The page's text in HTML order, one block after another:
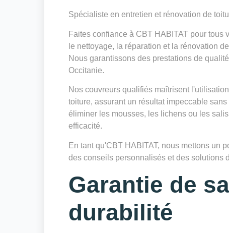
Spécialiste en entretien et rénovation de
Faites confiance à CBT HABITAT pour
le nettoyage, la réparation et la rénovation
Nous garantissons des prestations de
Occitanie.
Nos couvreurs qualifiés maîtrisent
toiture, assurant un résultat impeccable
éliminer les mousses, les lichens ou les
efficacité.
En tant qu'CBT HABITAT, nous mettons un
des conseils personnalisés et des solutions
Garantie de
durabilité